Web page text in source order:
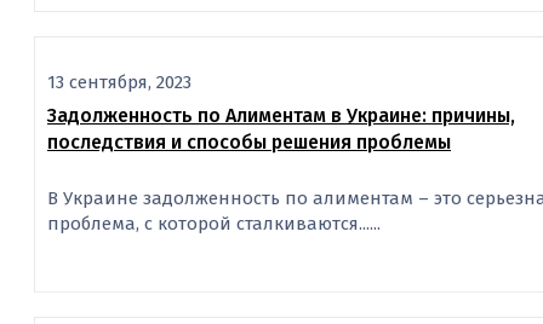
13 сентября, 2023
Задолженность по Алиментам в Украине: причины,
последствия и способы решения проблемы
В Украине задолженность по алиментам – это
проблема, с которой сталкиваются......